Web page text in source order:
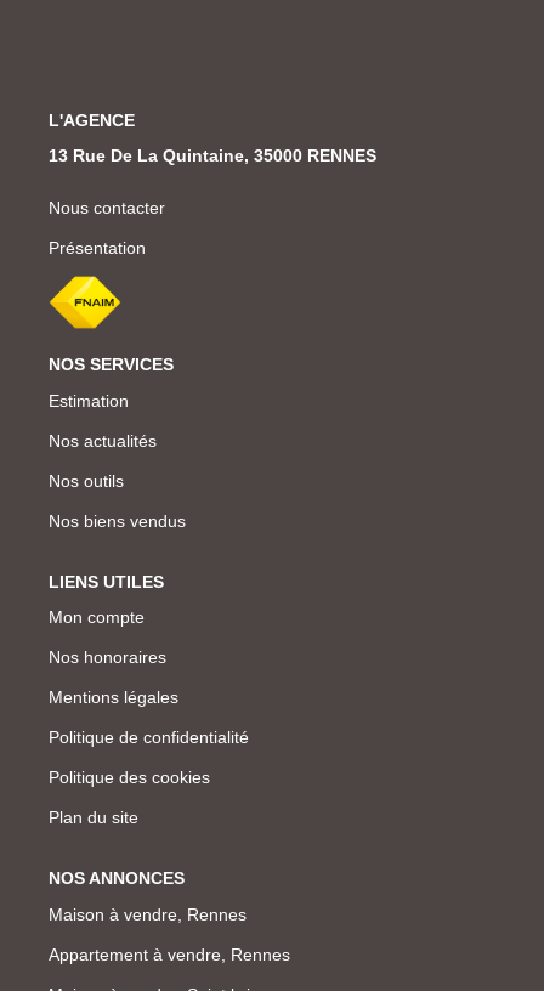
L'AGENCE
13 Rue De La Quintaine, 35000 RENNES
Nous contacter
Présentation
NOS SERVICES
Estimation
Nos actualités
Nos outils
Nos biens vendus
LIENS UTILES
Mon compte
Nos honoraires
Mentions légales
Politique de confidentialité
Politique des cookies
Plan du site
NOS ANNONCES
Maison à vendre, Rennes
Appartement à vendre, Rennes